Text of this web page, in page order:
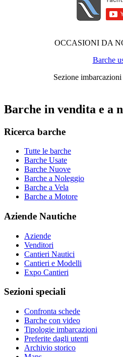
OCCASIONI DA
Barche
Sezione
Barche in vendita e a
Ricerca barche
Tutte le barche
Barche Usate
Barche Nuove
Barche a Noleggio
Barche a Vela
Barche a Motore
Aziende Nautiche
Aziende
Venditori
Cantieri Nautici
Cantieri e Modelli
Expo Cantieri
Sezioni speciali
Confronta schede
Barche con video
Tipologie imbarcazioni
Preferite dagli utenti
Archivio storico